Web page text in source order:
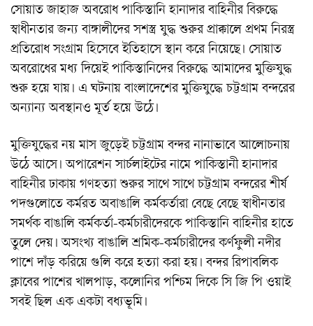
সোয়াত জাহাজ অবরোধ পাকিস্তানি হানাদার বাহিনীর বিরুদ্ধে
স্বাধীনতার জন্য বাঙ্গালীদের সশস্ত্র যুদ্ধ শুরুর প্রাক্কালে প্রথম নিরস্ত্র
প্রতিরোধ সংগ্রাম হিসেবে ইতিহাসে স্থান করে নিয়েছে। সোয়াত
অবরোধের মধ্য দিয়েই পাকিস্তানিদের বিরুদ্ধে আমাদের মুক্তিযুদ্ধ
শুরু হয়ে যায়। এ ঘটনায় বাংলাদেশের মুক্তিযুদ্ধে চট্টগ্রাম বন্দরের
অন্যান্য অবস্থানও মূর্ত হয়ে উঠে।
মুক্তিযুদ্ধের নয় মাস জুড়েই চট্টগ্রাম বন্দর নানাভাবে আলোচনায়
উঠে আসে। অপারেশন সার্চলাইটের নামে পাকিস্তানী হানাদার
বাহিনীর ঢাকায় গণহত্যা শুরুর সাথে সাথে চট্টগ্রাম বন্দরের শীর্ষ
পদগুলোতে কর্মরত অবাঙালি কর্মকর্তারা বেছে বেছে স্বাধীনতার
সমর্থক বাঙালি কর্মকর্তা-কর্মচারীদেরকে পাকিস্তানি বাহিনীর হাতে
তুলে দেয়। অসংখ্য বাঙালি শ্রমিক-কর্মচারীদের কর্ণফুলী নদীর
পাশে দাঁড় করিয়ে গুলি করে হত্যা করা হয়। বন্দর রিপাবলিক
ক্লাবের পাশের খালপাড়, কলোনির পশ্চিম দিকে সি জি পি ওয়াই
সবই ছিল এক একটা বধ্যভূমি।